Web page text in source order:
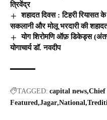
त्रिवेंद्र
शहादत दिवस : टिहरी रियासत
सकलानी और मोलू भरदारी की
योग शिरोमणि ऑफ़ डिकेड्स
योगाचार्य डॉ. नवदीप
TAGGED: capital news Chief
Featured Jagar National